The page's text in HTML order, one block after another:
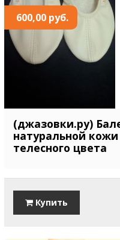
600,00 руб.
(джазовки.ру)
натуральной кожи
телесного цвета
Купить